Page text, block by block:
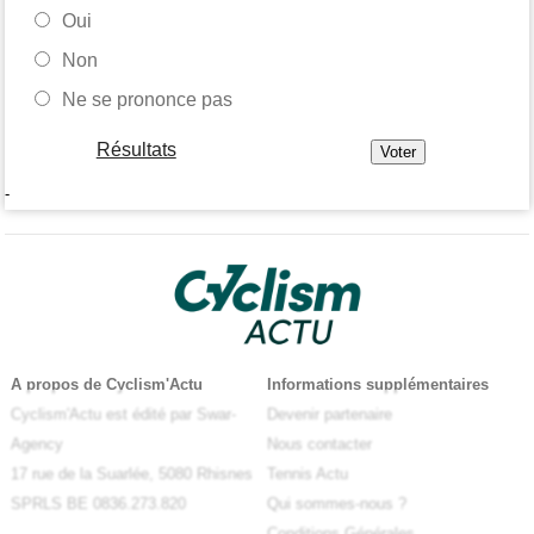
Oui
Non
Ne se prononce pas
Résultats
-
A propos de Cyclism'Actu
Cyclism'Actu est édité par Swar-
Agency
17 rue de la Suarlée, 5080 Rhisnes
SPRLS BE 0836.273.820
Informations supplémentaires
Devenir partenaire
Nous contacter
Tennis Actu
Qui sommes-nous ?